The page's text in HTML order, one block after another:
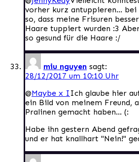
vorher kurz antuppieren… bei
so, dass meine Frisuren
Haare tuppiert wurden :3
so gesund für die Haare :/
miu nguyen sagt:
28/12/2017 um 10:10 Uhr
@Maybe x I Ich glaube hier
ein Bild von meinem Freund,
Pralinen gemacht haben… (:
Habe ihn gestern Abend
und er hat knallhart "Nein!"